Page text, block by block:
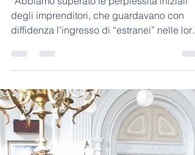
Assemblea Biella
Master